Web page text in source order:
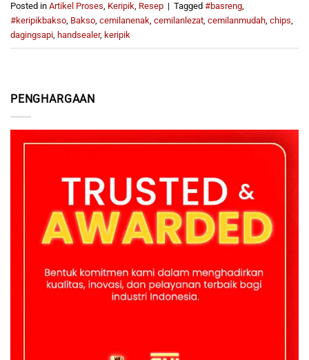
PENGHARGAAN
Posted in Artikel Proses, Keripik, Resep | Tagged #basreng,
#keripikbakso, Bakso, cemilanenak, cemilanlezat, cemilanmudah, chips,
dagingsapi, handsealer, keripik